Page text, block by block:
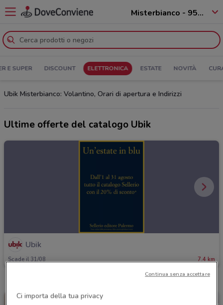
Misterbianco - 95045
E SUPER DISCOUNT ELETTRONICA ESTATE NOVITÀ
Ubik Misterbianco: Volantino, Orari di apertura e Indirizzi
Ultime offerte del catalogo Ubik
Ubik
Scade il 31/08 7.4 km
Ci importa della tua privacy
Continua senza accettare